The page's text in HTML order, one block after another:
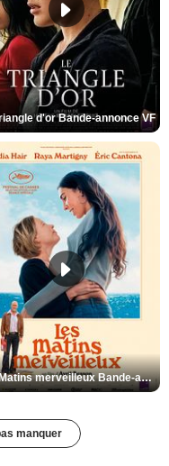
d'or Bande-annonce VF
Les Matins merveilleux Bande-annonce VF
manquer